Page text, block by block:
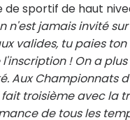
de sportif de haut
n'est jamais invité
valides, tu paies
! On a
Aux Championnats
troisième avec la
de tous les